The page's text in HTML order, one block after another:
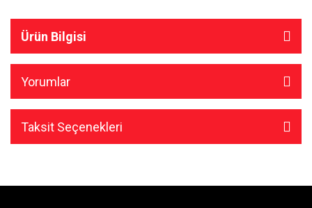
Ürün Bilgisi
Yorumlar
Taksit Seçenekleri